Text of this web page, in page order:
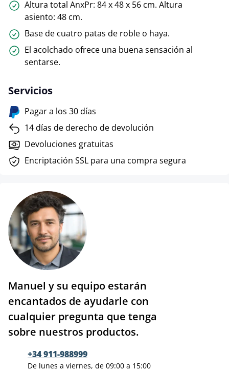
Altura total AnxPr: 84 x 48 x 56 cm. Altura
asiento: 48 cm.
Base de cuatro patas de roble o haya.
El acolchado ofrece una buena sensación al
sentarse.
Servicios
Pagar a los 30 días
14 días de derecho de devolución
Devoluciones gratuitas
Encriptación SSL para una compra segura
Manuel y su equipo estarán
encantados de ayudarle con
cualquier pregunta que tenga
sobre nuestros productos.
+34 911-988999
De lunes a viernes, de 09:00 a 15:00